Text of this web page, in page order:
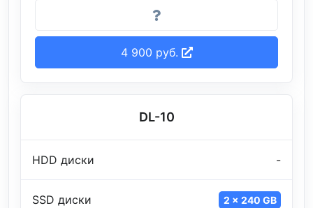
4 900 руб.
DL-10
HDD диски -
SSD диски 2 x 240 GB